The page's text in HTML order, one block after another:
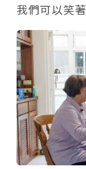
我們可以笑